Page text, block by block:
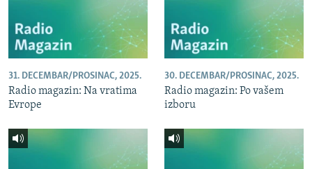
31. DECEMBAR/PROSINAC, 2025.
Radio magazin: Na vratima
Evrope
30. DECEMBAR/PROSINAC, 2025.
Radio magazin: Po vašem
izboru